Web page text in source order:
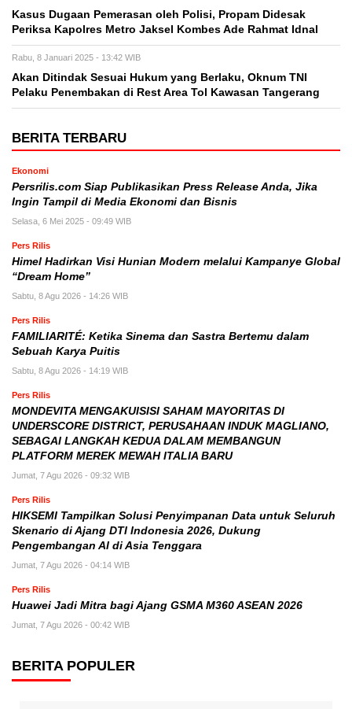
Kasus Dugaan Pemerasan oleh Polisi, Propam Didesak
Periksa Kapolres Metro Jaksel Kombes Ade Rahmat Idnal
Rabu, 8 Januari 2025 - 13:42 WIB
Akan Ditindak Sesuai Hukum yang Berlaku, Oknum TNI
Pelaku Penembakan di Rest Area Tol Kawasan Tangerang
BERITA TERBARU
Ekonomi
Persrilis.com Siap Publikasikan Press Release Anda, Jika
Ingin Tampil di Media Ekonomi dan Bisnis
Selasa, 6 Mei 2025 - 09:49 WIB
Pers Rilis
Himel Hadirkan Visi Hunian Modern melalui Kampanye Global
“Dream Home”
Sabtu, 8 Agu 2026 - 14:26 WIB
Pers Rilis
FAMILIARITÉ: Ketika Sinema dan Sastra Bertemu dalam
Sebuah Karya Puitis
Sabtu, 8 Agu 2026 - 14:19 WIB
Pers Rilis
MONDEVITA MENGAKUISISI SAHAM MAYORITAS DI
UNDERSCORE DISTRICT, PERUSAHAAN INDUK MAGLIANO,
SEBAGAI LANGKAH KEDUA DALAM MEMBANGUN
PLATFORM MEREK MEWAH ITALIA BARU
Jumat, 7 Agu 2026 - 09:32 WIB
Pers Rilis
HIKSEMI Tampilkan Solusi Penyimpanan Data untuk Seluruh
Skenario di Ajang DTI Indonesia 2026, Dukung
Pengembangan AI di Asia Tenggara
Jumat, 7 Agu 2026 - 04:14 WIB
Pers Rilis
Huawei Jadi Mitra bagi Ajang GSMA M360 ASEAN 2026
Jumat, 7 Agu 2026 - 00:42 WIB
BERITA POPULER